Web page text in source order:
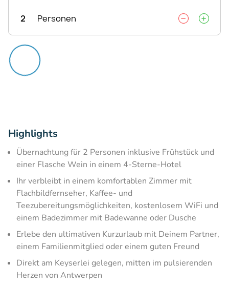
2 Personen
Highlights
Übernachtung für 2 Personen inklusive Frühstück und
einer Flasche Wein in einem 4-Sterne-Hotel
Ihr verbleibt in einem komfortablen Zimmer mit
Flachbildfernseher, Kaffee- und
Teezubereitungsmöglichkeiten, kostenlosem WiFi und
einem Badezimmer mit Badewanne oder Dusche
Erlebe den ultimativen Kurzurlaub mit Deinem Partner,
einem Familienmitglied oder einem guten Freund
Direkt am Keyserlei gelegen, mitten im pulsierenden
Herzen von Antwerpen